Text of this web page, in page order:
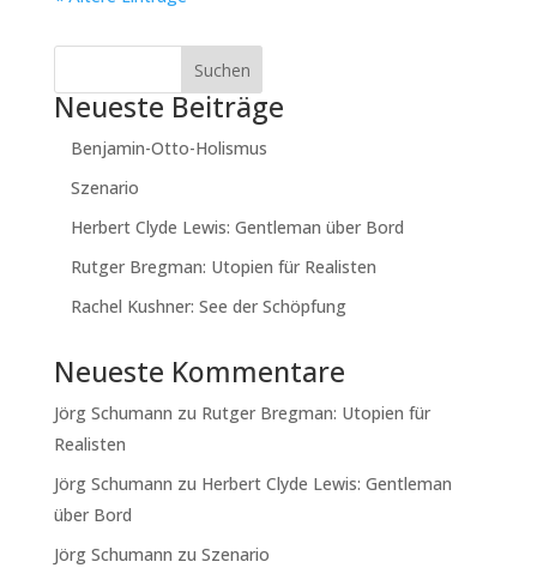
Suchen
Neueste Beiträge
Benjamin-Otto-Holismus
Szenario
Herbert Clyde Lewis: Gentleman über Bord
Rutger Bregman: Utopien für Realisten
Rachel Kushner: See der Schöpfung
Neueste Kommentare
Jörg Schumann zu Rutger Bregman: Utopien für
Realisten
Jörg Schumann zu Herbert Clyde Lewis: Gentleman
über Bord
Jörg Schumann zu Szenario